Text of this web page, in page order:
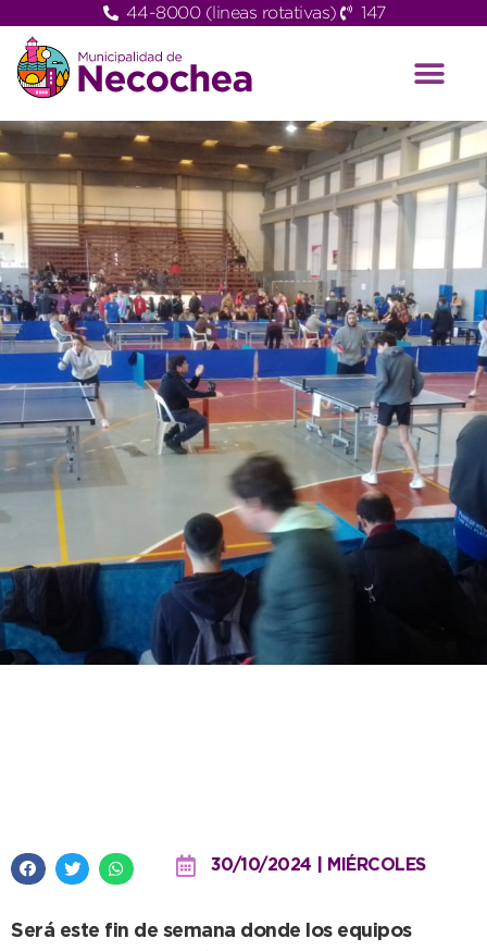
44-8000 (lineas rotativas) 147
30/10/2024 | MIÉRCOLES
Será este fin de semana donde los equipos